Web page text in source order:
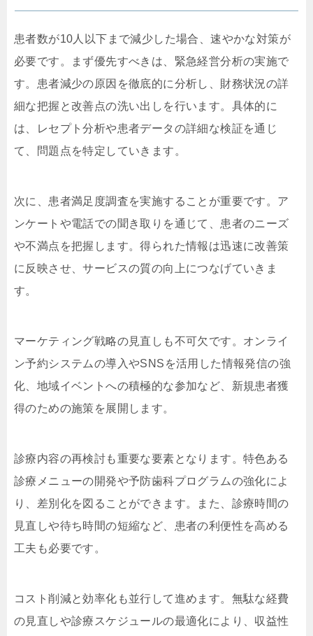
患者数が10人以下まで減少した場合、速やかな対策が
必要です。まず優先すべきは、緊急経営分析の実施で
す。患者減少の原因を徹底的に分析し、財務状況の詳
細な把握と改善点の洗い出しを行います。具体的に
は、レセプト分析や患者データの詳細な検証を通じ
て、問題点を特定していきます。
次に、患者満足度調査を実施することが重要です。ア
ンケートや電話での聞き取りを通じて、患者のニーズ
や不満点を把握します。得られた情報は迅速に改善策
に反映させ、サービスの質の向上につなげていきま
す。
マーケティング戦略の見直しも不可欠です。オンライ
ン予約システムの導入やSNSを活用した情報発信の強
化、地域イベントへの積極的な参加など、新規患者獲
得のための施策を展開します。
診療内容の再検討も重要な要素となります。特色ある
診療メニューの開発や予防歯科プログラムの強化によ
り、差別化を図ることができます。また、診療時間の
見直しや待ち時間の短縮など、患者の利便性を高める
工夫も必要です。
コスト削減と効率化も並行して進めます。無駄な経費
の見直しや診療スケジュールの最適化により、収益性